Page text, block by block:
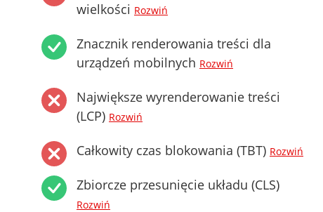
wielkości Rozwiń
Znacznik renderowania treści dla
urządzeń mobilnych Rozwiń
Największe wyrenderowanie treści
(LCP) Rozwiń
Całkowity czas blokowania (TBT) Rozwiń
Zbiorcze przesunięcie układu (CLS)
Rozwiń